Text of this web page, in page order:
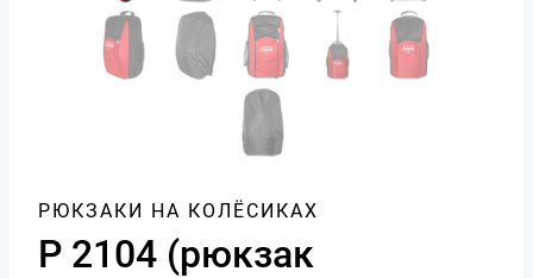
РЮКЗАКИ НА КОЛЁСИКАХ
Р 2104 (рюкзак